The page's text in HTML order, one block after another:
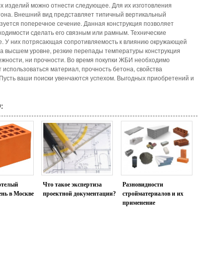
изделий можно отнести следующее. Для их изготовления
Внешний вид представляет типичный вертикальный
поперечное сечение. Данная конструкция позволяет
сделать его связным или рамным. Технические
У них потрясающая сопротивляемость к влиянию окружающей
высшем уровне, резкие перепады температуры конструкция
ни прочности. Во время покупки ЖБИ необходимо
материал, прочность бетона, свойства
ваши поиски увенчаются успехом. Выгодных приобретений и
в Москве
Что такое экспертиза
проектной документации?
Разновидности
стройматериалов и их
применение